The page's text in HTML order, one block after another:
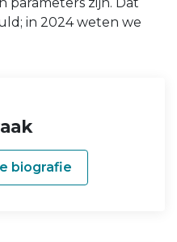
parameters zijn. Dat
in 2024 weten we
biografie